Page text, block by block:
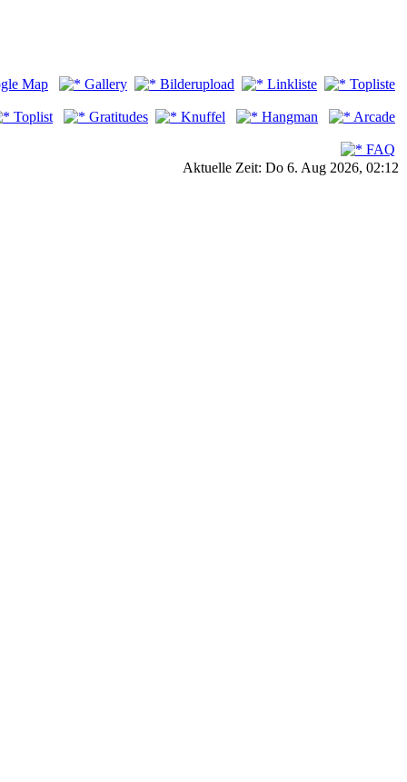
Map Gallery Bilderupload Linkliste Topliste
Toplist Gratitudes Knuffel Hangman Arcade
FAQ
Aktuelle Zeit: Do 6. Aug 2026, 02:12